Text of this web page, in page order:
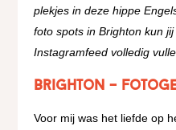
plekjes in deze hippe
foto spots in Brighton kun
Instagramfeed volledig
Brighton –
Voor mij was het liefde op